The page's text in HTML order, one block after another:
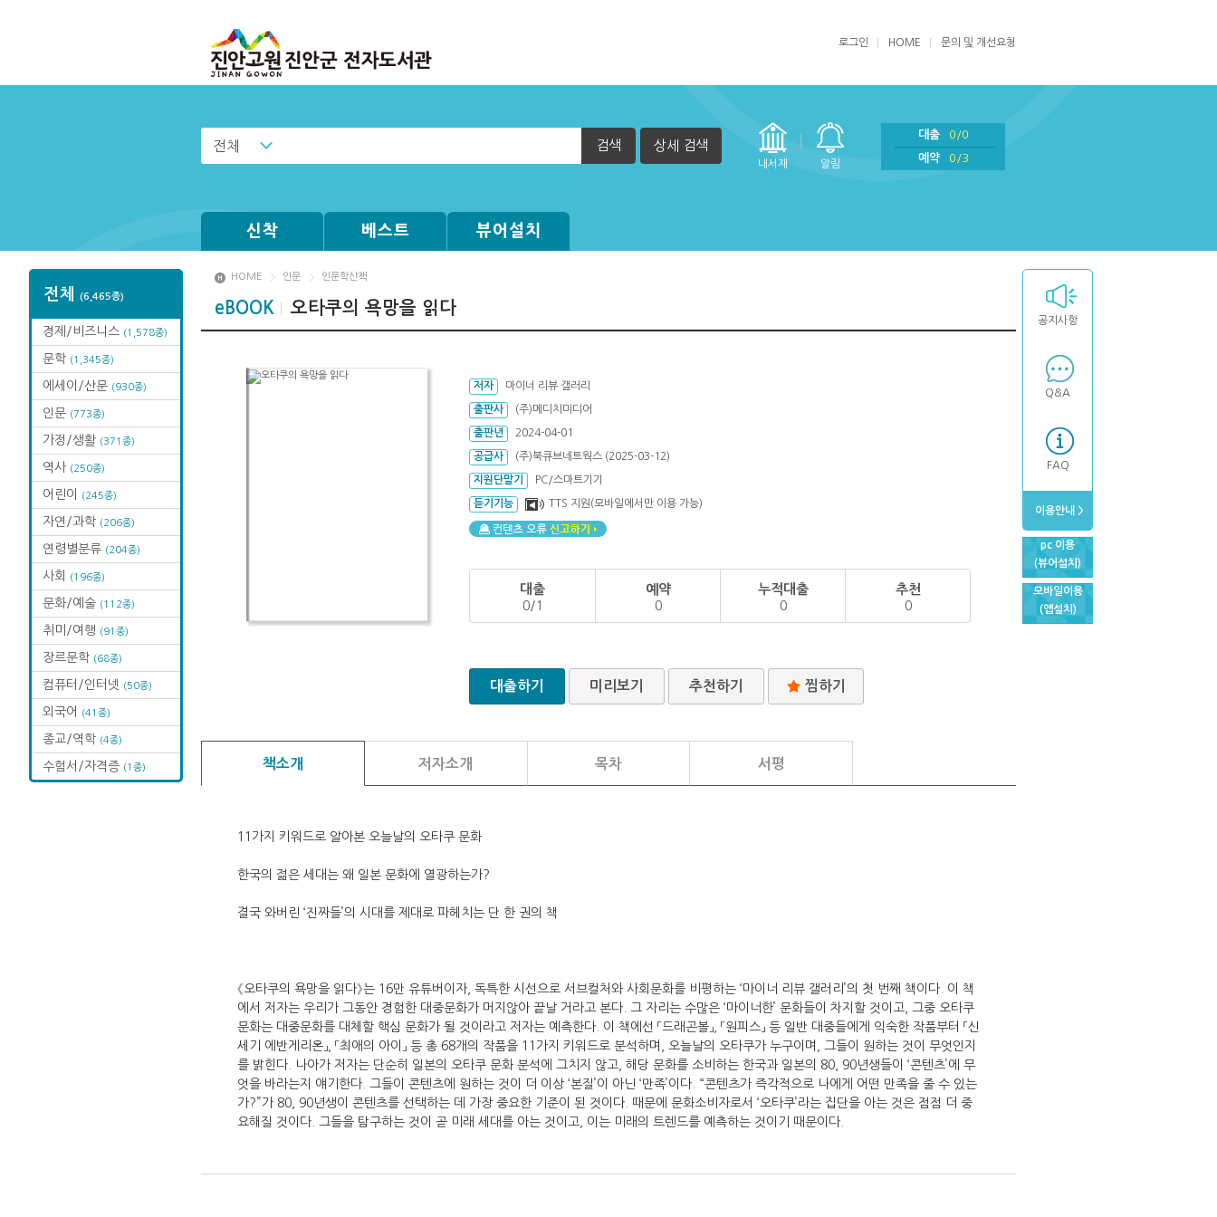
로그인 HOME 문의 및 개선요청
전체 검색 상세 검색
내서재 알림
대출
0/0
예약
0/3
신착 베스트 뷰어설치
전체 (6,465종)
경제/비즈니스 (1,578종)
문학 (1,345종)
에세이/산문 (930종)
인문 (773종)
가정/생활 (371종)
역사 (250종)
어린이 (245종)
자연/과학 (206종)
연령별분류 (204종)
사회 (196종)
문화/예술 (112종)
취미/여행 (91종)
장르문학 (68종)
컴퓨터/인터넷 (50종)
외국어 (41종)
종교/역학 (4종)
수험서/자격증 (1종)
공지사항
Q&A
FAQ
이용안내 >
pc 이용
(뷰어설치)
모바일이용
(앱설치)
HOME 인문 인문학산책
eBOOK 오타쿠의 욕망을 읽다
저자 마이너 리뷰 갤러리
출판사 (주)메디치미디어
출판년 2024-04-01
공급사 (주)북큐브네트웍스 (2025-03-12)
지원단말기 PC/스마트기기
듣기기능 TTS 지원(모바일에서만 이용 가능)
대출
0/1
예약
0
누적대출
0
추천
0
대출하기 미리보기 추천하기 찜하기
책소개 저자소개 목차 서평
11가지 키워드로 알아본 오늘날의 오타쿠 문화
한국의 젊은 세대는 왜 일본 문화에 열광하는가?
결국 와버린 ‘진짜들’의 시대를 제대로 파헤치는 단 한 권의 책
《오타쿠의 욕망을 읽다》는 16만 유튜버이자, 독특한 시선으로 서브컬처와 사회문화를 비평하는 ‘마이너 리뷰 갤러리’의 첫 번째 책이다. 이 책
에서 저자는 우리가 그동안 경험한 대중문화가 머지않아 끝날 거라고 본다. 그 자리는 수많은 ‘마이너한’ 문화들이 차지할 것이고, 그중 오타쿠
문화는 대중문화를 대체할 핵심 문화가 될 것이라고 저자는 예측한다. 이 책에선 「드래곤볼」, 「원피스」 등 일반 대중들에게 익숙한 작품부터 「신
세기 에반게리온」, 「최애의 아이」 등 총 68개의 작품을 11가지 키워드로 분석하며, 오늘날의 오타쿠가 누구이며, 그들이 원하는 것이 무엇인지
를 밝힌다. 나아가 저자는 단순히 일본의 오타쿠 문화 분석에 그치지 않고, 해당 문화를 소비하는 한국과 일본의 80, 90년생들이 ‘콘텐츠’에 무
엇을 바라는지 얘기한다. 그들이 콘텐츠에 원하는 것이 더 이상 ‘본질’이 아닌 ‘만족’이다. “콘텐츠가 즉각적으로 나에게 어떤 만족을 줄 수 있는
가?”가 80, 90년생이 콘텐츠를 선택하는 데 가장 중요한 기준이 된 것이다. 때문에 문화소비자로서 ‘오타쿠’라는 집단을 아는 것은 점점 더 중
요해질 것이다. 그들을 탐구하는 것이 곧 미래 세대를 아는 것이고, 이는 미래의 트렌드를 예측하는 것이기 때문이다.